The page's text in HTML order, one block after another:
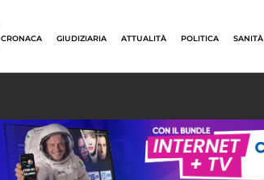
CRONACA GIUDIZIARIA ATTUALITÀ POLITICA SANITÀ